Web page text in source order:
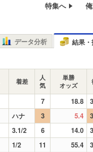
特集へ
データ分析 結果
着差
人
気
単勝
オッズ
7 18.8
ハナ 3 5.4
3.1/2 6 14.0
1/2 11 55.4